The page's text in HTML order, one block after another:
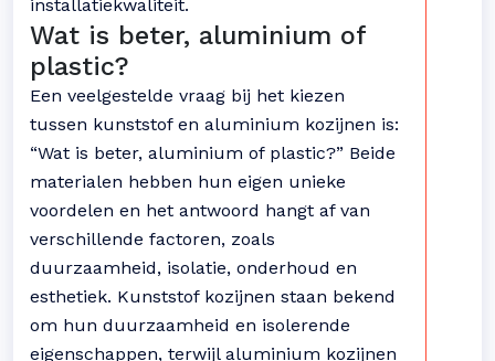
installatiekwaliteit.
Wat is beter, aluminium of
plastic?
Een veelgestelde vraag bij het kiezen
tussen kunststof en aluminium kozijnen is:
“Wat is beter, aluminium of plastic?” Beide
materialen hebben hun eigen unieke
voordelen en het antwoord hangt af van
verschillende factoren, zoals
duurzaamheid, isolatie, onderhoud en
esthetiek. Kunststof kozijnen staan bekend
om hun duurzaamheid en isolerende
eigenschappen, terwijl aluminium kozijnen